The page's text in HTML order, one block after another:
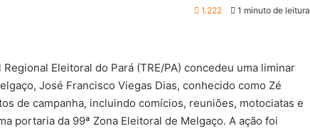
1.222 1 minuto de leitura
Eleitoral do Pará (TRE/PA) concedeu uma liminar
José Francisco Viegas Dias, conhecido como Zé
de campanha, incluindo comícios, reuniões, motociatas e
portaria da 99ª Zona Eleitoral de Melgaço. A ação foi